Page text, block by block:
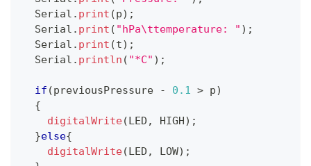
  Serial
. print (p) ;
  Serial
. print ( "hPa\ttemperature: " ) ;
  Serial
. print (t) ;
  Serial
. println ( "*C" ) ;
if (previousPressure - 0.1 > p)
{
digitalWrite(LED , HIGH) ;
}else{
digitalWrite(LED , LOW) ;